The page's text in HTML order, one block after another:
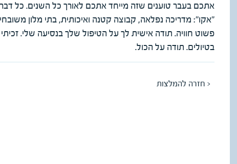
אתכם בעבר טוענים שזה מייחד אתכם לאורך כל השנים. כל
"אקו": מדריכה נפלאה, קבוצה קטנה ואיכותית, בתי מלון
פשוט חוויה. תודה אישית לך על הטיפול שלך בנסיעה שלי. זכיתי
בטיולים. תודה על הכול.
< חזרה להמלצות